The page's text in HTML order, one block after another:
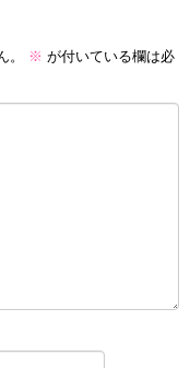
※ が付いている欄は必